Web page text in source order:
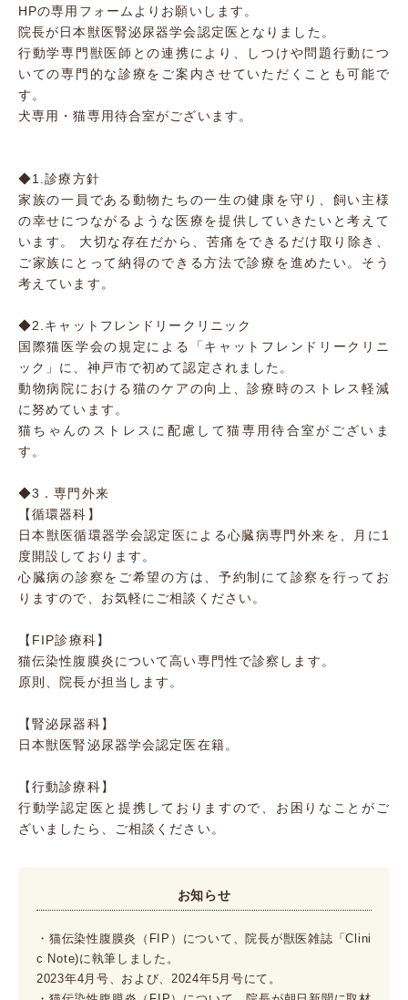
HPの専用フォームよりお願いします。
院長が日本獣医腎泌尿器学会認定医となりました。
行動学専門獣医師との連携により、しつけや問題行動につ
いての専門的な診療をご案内させていただくことも可能で
す。
犬専用・猫専用待合室がございます。
◆1.診療方針
家族の一員である動物たちの一生の健康を守り、飼い主様
の幸せにつながるような医療を提供していきたいと考えて
います。 大切な存在だから、苦痛をできるだけ取り除き、
ご家族にとって納得のできる方法で診療を進めたい。そう
考えています。
◆2.キャットフレンドリークリニック
国際猫医学会の規定による「キャットフレンドリークリニ
ック」に、神戸市で初めて認定されました。
動物病院における猫のケアの向上、診療時のストレス軽減
に努めています。
猫ちゃんのストレスに配慮して猫専用待合室がございま
す。
◆3．専門外来
【循環器科】
日本獣医循環器学会認定医による心臓病専門外来を、月に1
度開設しております。
心臓病の診察をご希望の方は、予約制にて診察を行ってお
りますので、お気軽にご相談ください。
【FIP診療科】
猫伝染性腹膜炎について高い専門性で診察します。
原則、院長が担当します。
【腎泌尿器科】
日本獣医腎泌尿器学会認定医在籍。
【行動診療科】
行動学認定医と提携しておりますので、お困りなことがご
ざいましたら、ご相談ください。
お知らせ
・猫伝染性腹膜炎（FIP）について、院長が獣医雑誌「Clini
c Note)に執筆しました。
2023年4月号、および、2024年5月号にて。